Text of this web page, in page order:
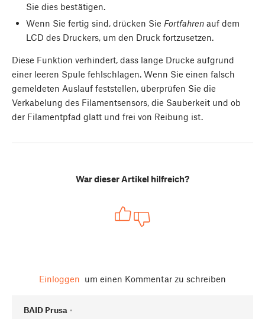
Sie dies bestätigen.
Wenn Sie fertig sind, drücken Sie Fortfahrenauf dem
LCD des Druckers, um den Druck fortzusetzen.
Diese Funktion verhindert, dass lange Drucke aufgrund
einer leeren Spule fehlschlagen. Wenn Sie einen falsch
gemeldeten Auslauf feststellen, überprüfen Sie die
Verkabelung des Filamentsensors, die Sauberkeit und ob
der Filamentpfad glatt und frei von Reibung ist.
War dieser Artikel hilfreich?
Einloggen um einen Kommentar zu schreiben
BAID Prusa •